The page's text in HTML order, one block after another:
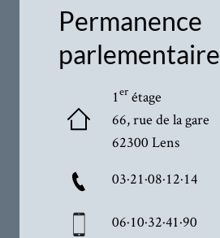
Permanence
parlementaire
1erétage
66, rue de la gare
62300 Lens
03·21·08·12·14
06·10·32·41·90